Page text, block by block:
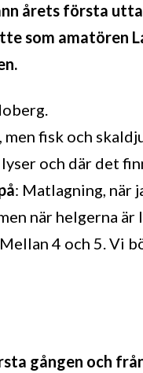
årets första
som amatören
men fisk och
och där det
: Matlagning, när
när helgerna är
4 och 5. Vi
gången och